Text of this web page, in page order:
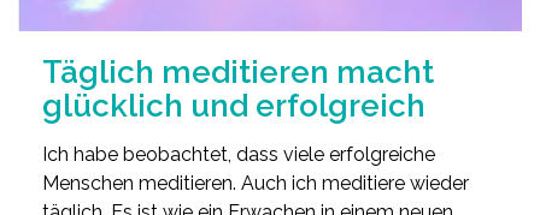
Täglich meditieren macht
glücklich und erfolgreich
Ich habe beobachtet, dass viele erfolgreiche
Menschen meditieren. Auch ich meditiere wieder